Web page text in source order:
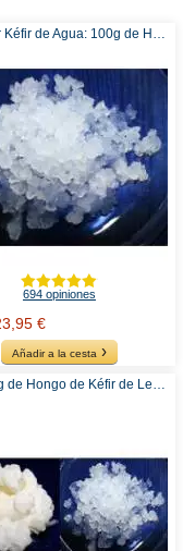
Comprar Kéfir de Agua: 100g de Hongo / Nódulos
694 opiniones
€
Añadir a la cesta
Pack 40g de Hongo de Kéfir de Leche + 100g de Hongo de Kéfir de Agua